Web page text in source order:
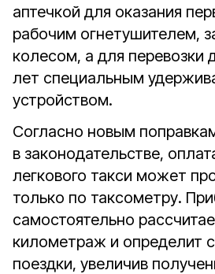
аптечкой для оказания
рабочим огнетушителем,
колесом, а для перевозки
лет специальным
устройством.
Согласно новым
в законодательстве,
легкового такси может
только по таксометру.
самостоятельно
километраж и определит
поездки, увеличив